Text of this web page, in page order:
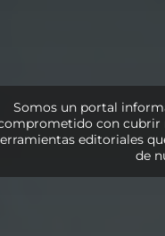
Somos un portal
con cubrir
editoriales
de